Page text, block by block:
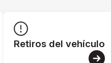
Retiros del vehículo